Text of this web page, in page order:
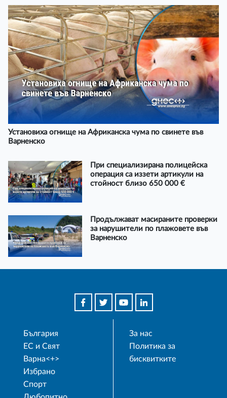
Установиха огнище на Африканска чума по свинете във
Варненско
При специализирана полицейска
операция са иззети артикули на
стойност близо 650 000 €
Продължават масираните проверки
за нарушители по плажовете във
Варненско
България
ЕС и Свят
Варна<+>
Избрано
Спорт
За нас
Политика за
бисквитките